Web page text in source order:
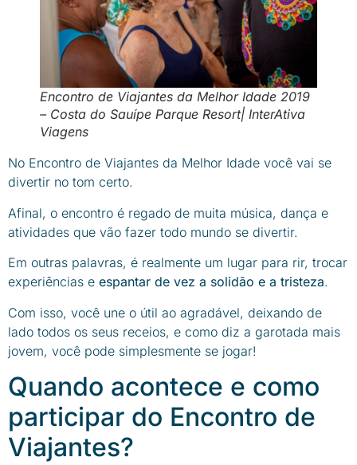
Encontro de Viajantes da Melhor Idade 2019
– Costa do Sauípe Parque Resort| InterAtiva
Viagens
No Encontro de Viajantes da Melhor Idade você vai se
divertir no tom certo.
Afinal, o encontro é regado de muita música, dança e
atividades que vão fazer todo mundo se divertir.
Em outras palavras, é realmente um lugar para rir, trocar
experiências e espantar de vez a solidão e a tristeza.
Com isso, você une o útil ao agradável, deixando de
lado todos os seus receios, e como diz a garotada mais
jovem, você pode simplesmente se jogar!
Quando acontece e como
participar do Encontro de
Viajantes?